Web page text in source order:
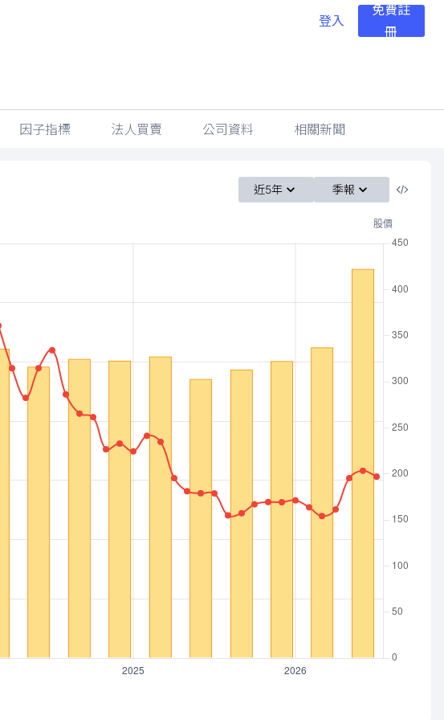
登入
免費註
冊
因子指標 法人買賣 公司資料 相關新聞
近5年 季報